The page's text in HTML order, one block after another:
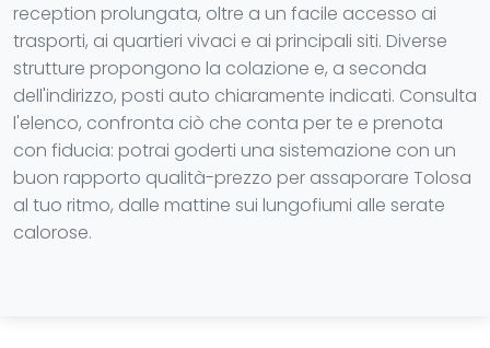
reception prolungata, oltre a un facile accesso ai
trasporti, ai quartieri vivaci e ai principali siti. Diverse
strutture propongono la colazione e, a seconda
dell'indirizzo, posti auto chiaramente indicati. Consulta
l'elenco, confronta ciò che conta per te e prenota
con fiducia: potrai goderti una sistemazione con un
buon rapporto qualità-prezzo per assaporare Tolosa
al tuo ritmo, dalle mattine sui lungofiumi alle serate
calorose.